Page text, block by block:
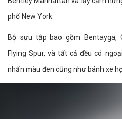
phố New York.
Bộ sưu tập bao gồm Bentayga,
Flying Spur, và tất cả đều có
nhấn màu đen cũng như bánh xe